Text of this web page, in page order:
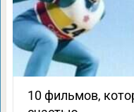
10 фильмов,